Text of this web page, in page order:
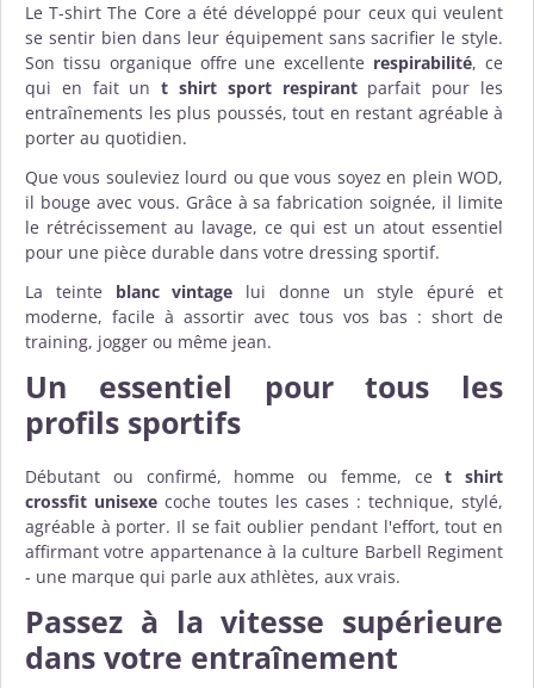
Le T-shirt The Core a été développé pour ceux qui veulent
se sentir bien dans leur équipement sans sacrifier le style.
Son tissu organique offre une excellente respirabilité, ce
qui en fait unt shirt sport respirantparfait pour les
entraînements les plus poussés, tout en restant agréable à
porter au quotidien.
Que vous souleviez lourd ou que vous soyez en plein WOD,
il bouge avec vous. Grâce à sa fabrication soignée, il limite
le rétrécissement au lavage, ce qui est un atout essentiel
pour une pièce durable dans votre dressing sportif.
La teinte blanc vintage lui donne un style épuré et
moderne, facile à assortir avec tous vos bas : short de
training, jogger ou même jean.
Un essentiel pour tous les
profils sportifs
Débutant ou confirmé, homme ou femme, cet shirt
crossfit unisexe coche toutes les cases : technique, stylé,
agréable à porter. Il se fait oublier pendant l'effort, tout en
affirmant votre appartenance à la culture Barbell Regiment
- une marque qui parle aux athlètes, aux vrais.
Passez à la vitesse supérieure
dans votre entraînement